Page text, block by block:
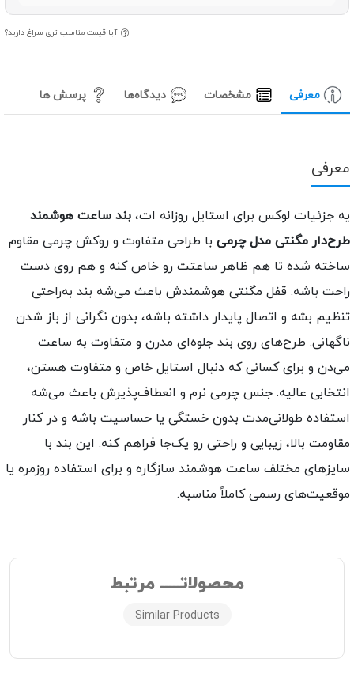
آیا قیمت مناسب تری سراغ دارید؟
معرفی مشخصات دیدگاه‌ها پرسش ها
جزئیات لوکس برای استایل روزانه ات،بند ساعت هوشمند
مگنتی مدل چرمیبا طراحی متفاوت و روکش چرمی مقاوم
شده تا هم ظاهر ساعتت رو خاص کنه و هم روی دست
باشه. قفل مگنتی هوشمندش باعث می‌شه بند به‌راحتی
بشه و اتصال پایدار داشته باشه، بدون نگرانی از باز شدن
طرح‌های روی بند جلوه‌ای مدرن و متفاوت به ساعت
و برای کسانی که دنبال استایل خاص و متفاوت هستن،
عالیه. جنس چرمی نرم و انعطاف‌پذیرش باعث می‌شه
طولانی‌مدت بدون خستگی یا حساسیت باشه و در کنار
بالا، زیبایی و راحتی رو یک‌جا فراهم کنه. این بند با
مختلف ساعت هوشمند سازگاره و برای استفاده روزمره یا
رسمی کاملاً مناسبه.
محصولاتـــــ مرتبط
Similar Products